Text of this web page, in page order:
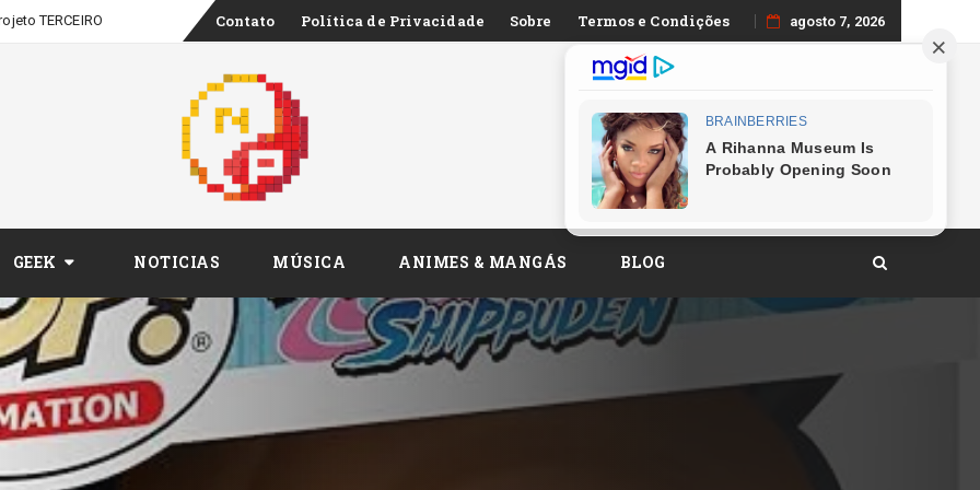
TERCEIRO CINEMA, série de entrevistas sobre os bastidores do audiovisual brasileiro
Skip
content
Contato Política de Privacidade Sobre Termos e Condições agosto 7, 2026
GEEK NOTICIAS MÚSICA ANIMES & MANGÁS BLOG